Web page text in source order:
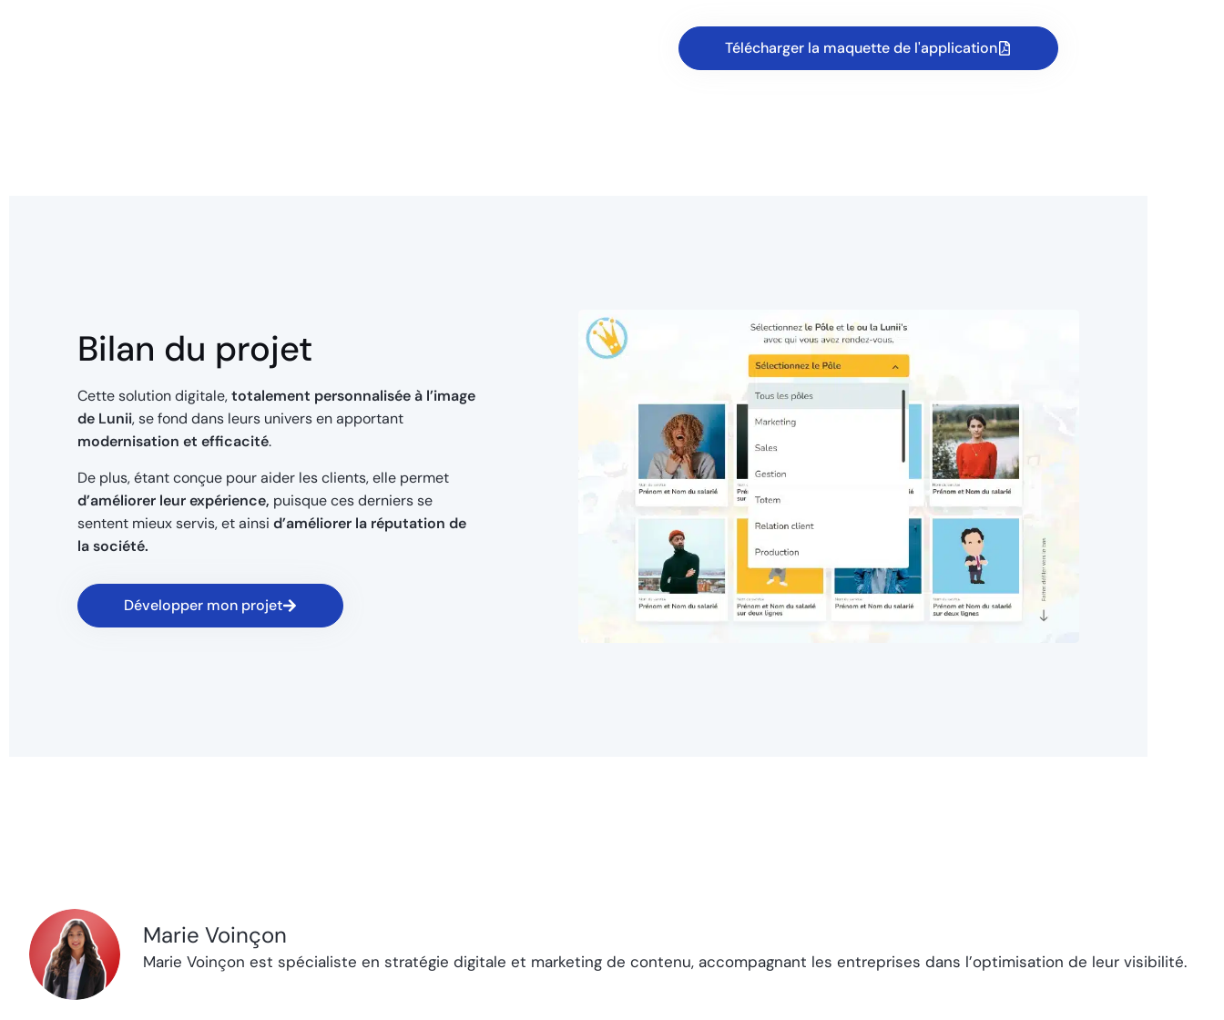
Télécharger la maquette de l'application
Bilan du projet
Cette solution digitale,totalement personnalisée à l’image
de Lunii, se fond dans leurs univers en apportant
modernisation et efficacité.
De plus, étant conçue pour aider les clients, elle permet
d’améliorer leur expérience, puisque ces derniers se
sentent mieux servis, et ainsi d’améliorer la réputation de
la société.
Développer mon projet
Marie Voinçon
Marie Voinçon est spécialiste en stratégie digitale et marketing de contenu, accompagnant les entreprises dans l’optimisation de leur visibilité.